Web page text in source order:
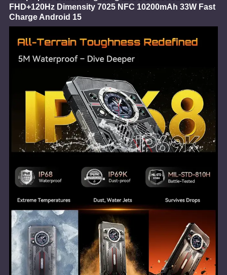
FHD+120Hz Dimensity 7025 NFC 10200mAh 33W Fast
Charge Android 15